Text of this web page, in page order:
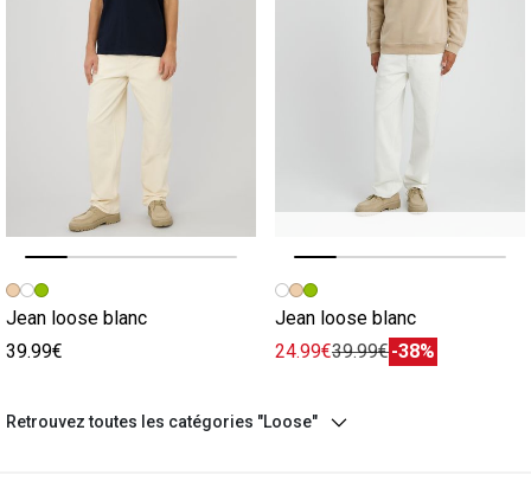
Image précédente
Image suivante
Jean loose blanc
39.99€
Image précédente
Image suivante
Jean loose blanc
24.99€39.99€-38%
Retrouvez toutes les catégories "Loose"